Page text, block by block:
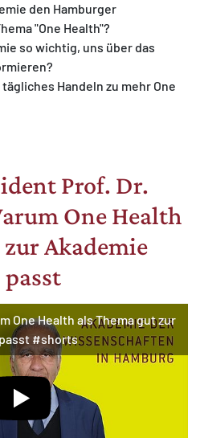
den Hamburger
"One Health"?
so wichtig, uns über das
Handeln zu mehr One
Prof. Dr.
One Health
Akademie
One Health als Thema gut zur
#shorts